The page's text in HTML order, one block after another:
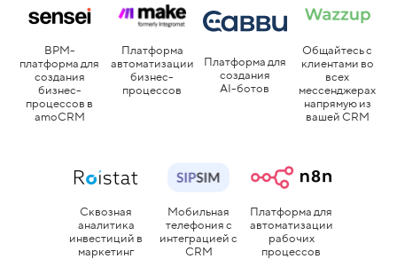
BPM-
платформа для
создания
бизнес-
процессов в
amoCRM
Платформа
автоматизации
бизнес-
процессов
Платформа для
создания
AI-ботов
Общайтесь с
клиентами во
всех
мессенджерах
напрямую из
вашей CRM
Сквозная
аналитика
инвестиций в
маркетинг
Мобильная
телефония с
интеграцией с
CRM
Платформа для
автоматизации
рабочих
процессов